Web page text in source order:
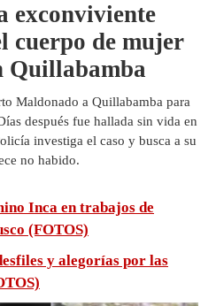
exconviviente
cuerpo de mujer
Quillabamba
Maldonado a Quillabamba para
después fue hallada sin vida en
investiga el caso y busca a su
no habido.
Inca en trabajos de
(FOTOS)
y alegorías por las